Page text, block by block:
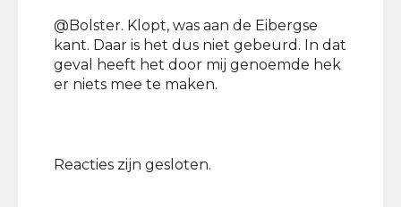
@Bolster. Klopt, was aan de Eibergse
kant. Daar is het dus niet gebeurd. In dat
geval heeft het door mij genoemde hek
er niets mee te maken.
Reacties zijn gesloten.